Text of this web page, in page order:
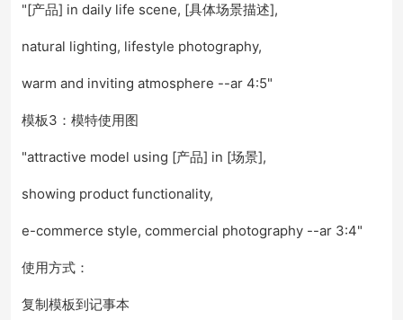
"[产品] in daily life scene, [具体场景描述],
natural lighting, lifestyle photography,
warm and inviting atmosphere --ar 4:5"
模板3：模特使用图
"attractive model using [产品] in [场景],
showing product functionality,
e-commerce style, commercial photography --ar 3:4"
使用方式：
复制模板到记事本